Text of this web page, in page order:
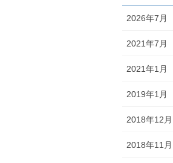
2026年7月
2021年7月
2021年1月
2019年1月
2018年12月
2018年11月